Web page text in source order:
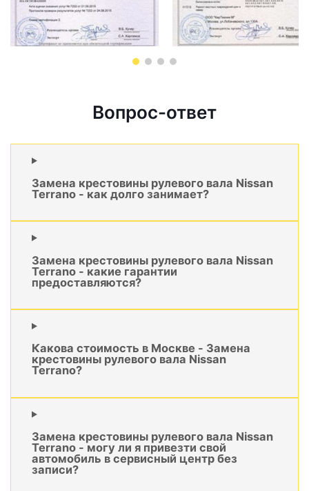
Вопрос-ответ
Замена крестовины рулевого вала Nissan
Terrano - как долго занимает?
Замена крестовины рулевого вала Nissan
Terrano - какие гарантии
предоставляются?
Какова стоимость в Москве - Замена
крестовины рулевого вала Nissan
Terrano?
Замена крестовины рулевого вала Nissan
Terrano - могу ли я привезти свой
автомобиль в сервисный центр без
записи?